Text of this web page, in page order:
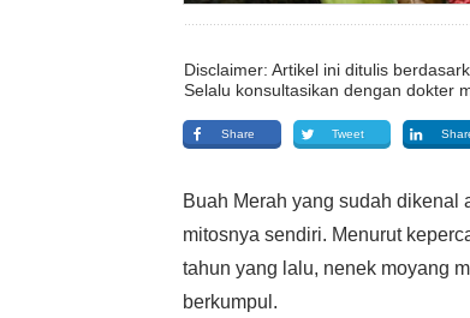
Disclaimer: Artikel ini ditulis
Selalu konsultasikan dengan dokter
Share Tweet
Buah Merah yang sudah dikenal
mitosnya sendiri. Menurut
tahun yang lalu, nenek moyang
berkumpul.